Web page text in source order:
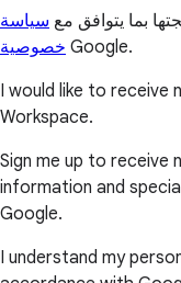
بما يتوافق مع سياسة
خصوصية Google.
I would like to receive
Workspace.
Sign me up to receive
information and
Google.
I understand my